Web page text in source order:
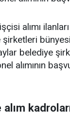
alımı
belediye
alımının